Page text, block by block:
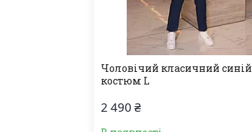
Чоловічий класичний синій
костюм L
2 490 ₴